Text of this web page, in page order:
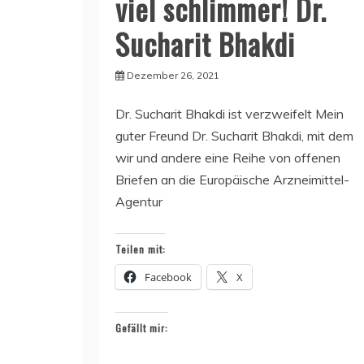
Sucharit Bhakdi
Dezember 26, 2021
Dr. Sucharit Bhakdi ist verzweifelt Mein
guter Freund Dr. Sucharit Bhakdi, mit dem
wir und andere eine Reihe von offenen
Briefen an die Europäische Arzneimittel-
Agentur
Teilen mit:
Facebook X
Gefällt mir: